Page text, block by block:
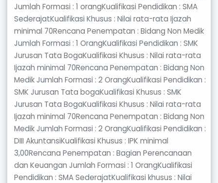
Jumlah Formasi : 1 orangKualifikasi Pendidikan : SMA
SederajatKualifikasi Khusus : Nilai rata-rata Ijazah
minimal 70Rencana Penempatan : Bidang Non Medik
Jumlah Formasi : 1 OrangKualifikasi Pendidikan : SMK
Jurusan Tata BogaKualifikasi Khusus : Nilai rata-rata
Ijazah minimal 70Rencana Penempatan : Bidang Non
Medik Jumlah Formasi : 2 OrangKualifikasi Pendidikan :
SMK Jurusan Tata bogaKualifikasi Khusus : SMK
Jurusan Tata BogaKualifikasi Khusus : Nilai rata-rata
Ijazah minimal 70Rencana Penempatan : Bidang Non
Medik Jumlah Formasi : 2 OrangKualifikasi Pendidikan :
DIII AkuntansiKualifikasi Khusus : IPK minimal
3,00Rencana Penempatan : Bagian Perencanaan
dan Keuangan Jumlah Formasi : 1 OrangKualifikasi
Pendidikan : SMA SederajatKualifikasi khusus : Nilai